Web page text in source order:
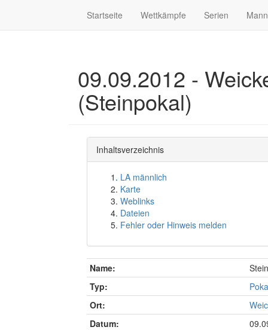
Startseite Wettkämpfe Serien
09.09.2012 -
(Steinpokal)
Inhaltsverzeichnis
LA männlich
Karte
Weblinks
Dateien
Fehler oder Hinweis melden
Name:
Typ:
Ort:
Datum: